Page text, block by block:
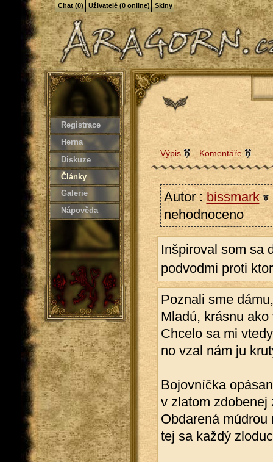
Registrace
Herna
Diskuze
Články
Galerie
Nápověda
Výpis Komentáře
Autor : bissmark
nehodnoceno
Inšpiroval som sa
podvodmi proti
Poznali sme
Mladú, krásnu ako
Chcelo sa mi
no vzal nám ju
Bojovníčka
v zlatom zdobenej
Obdarená múdrou
tej sa každý
Chat (0) Uživatelé (0 online) Skiny